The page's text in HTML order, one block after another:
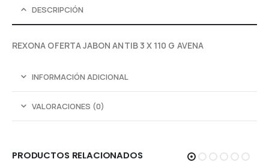
DESCRIPCIÓN
REXONA OFERTA JABON ANTIB 3 X 110 G AVENA
INFORMACIÓN ADICIONAL
VALORACIONES (0)
PRODUCTOS RELACIONADOS